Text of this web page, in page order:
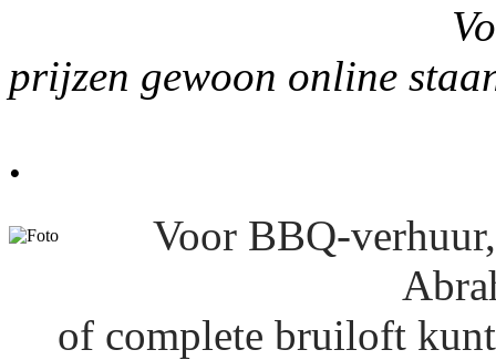
Voor uw
prijzen gewoon online
.
Voor BBQ-
of complete bruiloft